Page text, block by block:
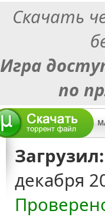
Скачать
Игра
по
Загрузил:
декабря